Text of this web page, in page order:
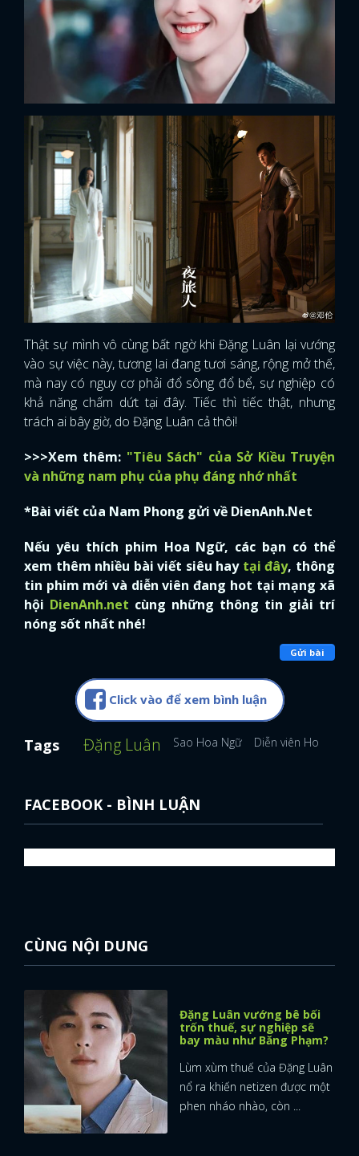
FACEBOOK GOOGLE
Thật sự mình vô cùng bất ngờ khi Đặng Luân lại vướng
vào sự việc này, tương lai đang tươi sáng, rộng mở thế,
mà nay có nguy cơ phải đổ sông đổ bể, sự nghiệp có
khả năng chấm dứt tại đây. Tiếc thì tiếc thật, nhưng
trách ai bây giờ, do Đặng Luân cả thôi!
>>>Xem thêm: "Tiêu Sách" của Sở Kiều Truyện
và những nam phụ của phụ đáng nhớ nhất
*Bài viết của Nam Phong gửi về DienAnh.Net
Nếu yêu thích phim Hoa Ngữ, các bạn có thể
xem thêm nhiều bài viết siêu hay tại đây, thông
tin phim mới và diễn viên đang hot tại mạng xã
hội DienAnh.net cùng những thông tin giải trí
nóng sốt nhất nhé!
Gửi bài
Click vào để xem bình luận
Tags Đặng Luân Sao Hoa Ngữ Diễn viên Hoa ngữ
FACEBOOK - BÌNH LUẬN
CÙNG NỘI DUNG
Đặng Luân vướng bê bối
trốn thuế, sự nghiệp sẽ
bay màu như Băng Phạm?
Lùm xùm thuế của Đặng Luân
nổ ra khiến netizen được một
phen nháo nhào, còn ...